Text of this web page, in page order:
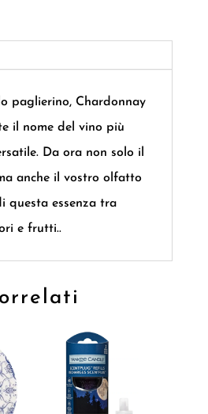
paglierino, Chardonnay
il nome del vino più
Da ora non solo il
anche il vostro olfatto
questa essenza tra
e frutti..